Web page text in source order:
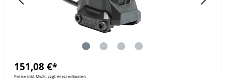
151,08 €*
Preise inkl. MwSt. zzgl. Versandkosten